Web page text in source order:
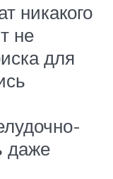
никакого
не
для
даже